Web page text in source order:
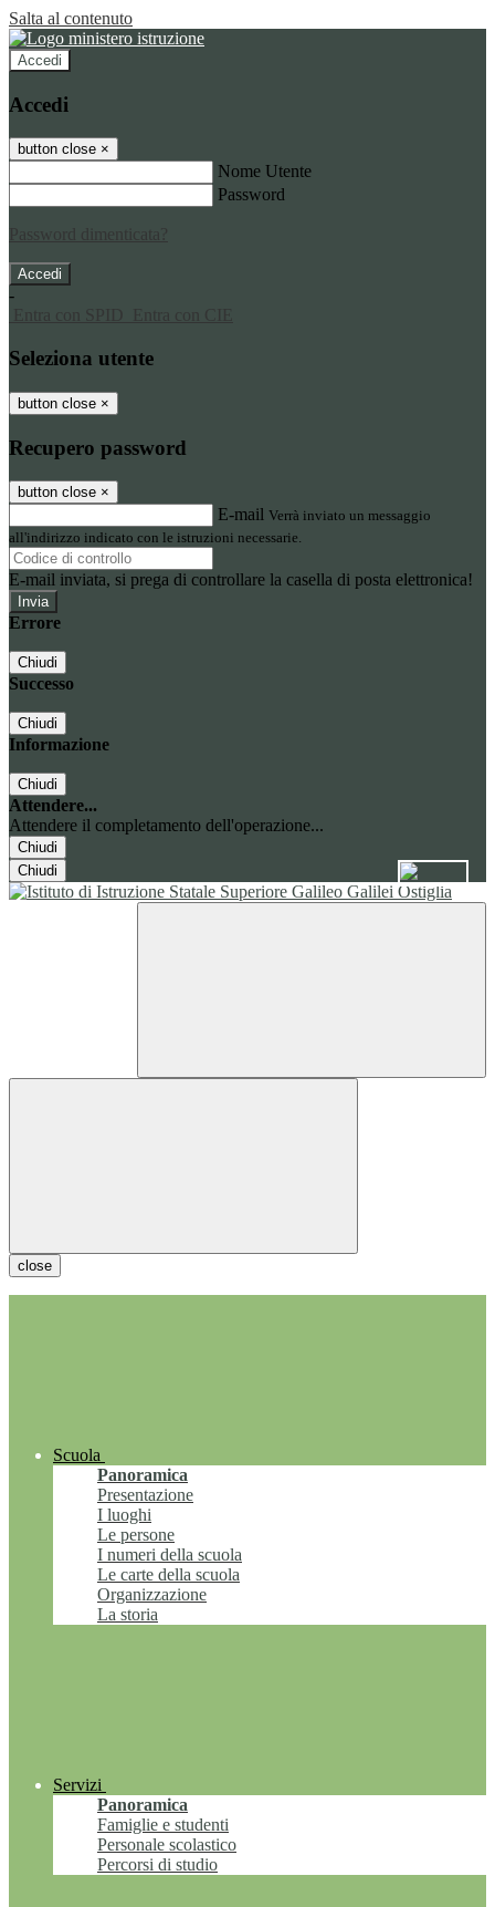
Salta al contenuto
Accedi
Accedi
button close ×
Nome Utente
Password
Password dimenticata?
-
Entra con SPID
Entra con CIE
Seleziona utente
button close ×
Recupero password
button close ×
E-mail Verrà inviato un messaggio
all'indirizzo indicato con le istruzioni necessarie.
E-mail inviata, si prega di controllare la casella di posta elettronica!
Errore
Chiudi
Successo
Chiudi
Informazione
Chiudi
Attendere...
Attendere il completamento dell'operazione...
Chiudi
Chiudi
close
Scuola
Panoramica
Presentazione
I luoghi
Le persone
I numeri della scuola
Le carte della scuola
Organizzazione
La storia
Servizi
Panoramica
Famiglie e studenti
Personale scolastico
Percorsi di studio